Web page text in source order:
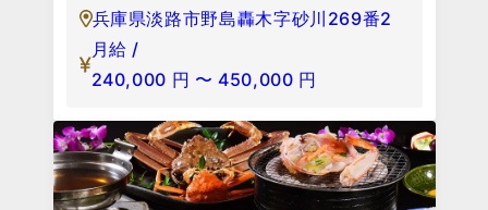
兵庫県淡路市野島轟木字砂川269番2
月給 /
240,000 円 〜 450,000 円